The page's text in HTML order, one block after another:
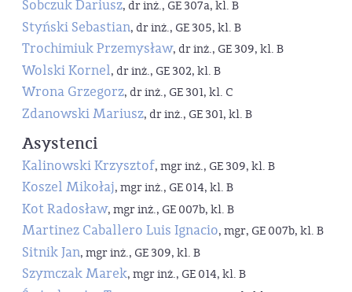
Sobczuk Dariusz, dr inż., GE 307a, kl. B
Styński Sebastian, dr inż., GE 305, kl. B
Trochimiuk Przemysław, dr inż., GE 309, kl. B
Wolski Kornel, dr inż., GE 302, kl. B
Wrona Grzegorz, dr inż., GE 301, kl. C
Zdanowski Mariusz, dr inż., GE 301, kl. B
Asystenci
Kalinowski Krzysztof, mgr inż., GE 309, kl. B
Koszel Mikołaj, mgr inż., GE 014, kl. B
Kot Radosław, mgr inż., GE 007b, kl. B
Martinez Caballero Luis Ignacio, mgr, GE 007b, kl. B
Sitnik Jan, mgr inż., GE 309, kl. B
Szymczak Marek, mgr inż., GE 014, kl. B